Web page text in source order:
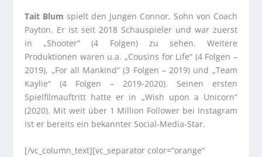
Tait Blum spielt den Jungen Connor, Sohn von Coach
Payton. Er ist seit 2018 Schauspieler und war zuerst
in „Shooter“ (4 Folgen) zu sehen. Weitere
Produktionen waren u.a. „Cousins for Life“ (4 Folgen –
2019), „For all Mankind“ (3 Folgen – 2019) und „Team
Kaylie“ (4 Folgen – 2019-2020). Seinen ersten
Spielfilmauftritt hatte er in „Wish upon a Unicorn“
(2020). Mit weit über 1 Million Follower bei Instagram
ist er bereits ein bekannter Social-Media-Star.
[/vc_column_text][vc_separator color=“orange“